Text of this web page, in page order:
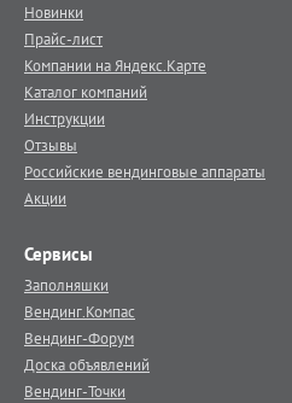
Новинки
Прайс-лист
Компании на Яндекс.Карте
Каталог компаний
Инструкции
Отзывы
Российские вендинговые аппараты
Акции
Сервисы
Заполняшки
Вендинг.Компас
Вендинг-Форум
Доска объявлений
Вендинг-Точки